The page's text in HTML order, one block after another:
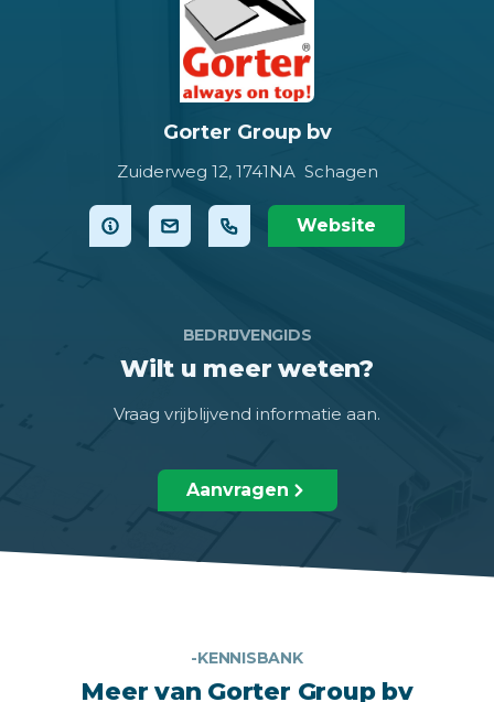
Gorter Group bv
Zuiderweg 12, 1741NA Schagen
Website
BEDRIJVENGIDS
Wilt u meer weten?
Vraag vrijblijvend informatie aan.
Aanvragen
-KENNISBANK
Meer van Gorter Group bv